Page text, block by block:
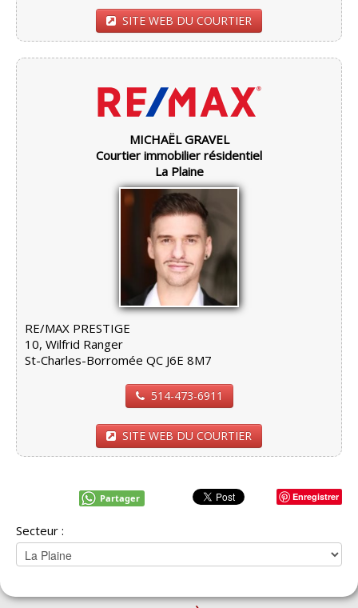
SITE WEB DU COURTIER
MICHAËL GRAVEL
Courtier immobilier résidentiel
La Plaine
RE/MAX PRESTIGE
10, Wilfrid Ranger
St-Charles-Borromée QC J6E 8M7
514-473-6911
SITE WEB DU COURTIER
Enregistrer
Partager
Secteur :